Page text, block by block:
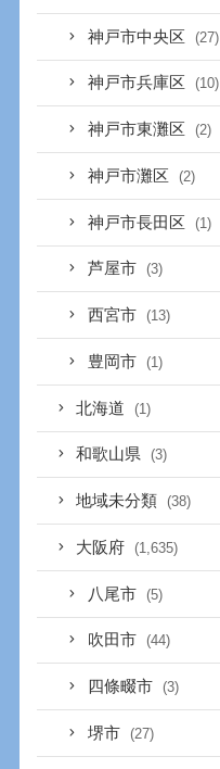
神戸市中央区 (27)
神戸市兵庫区 (10)
神戸市東灘区 (2)
神戸市灘区 (2)
神戸市長田区 (1)
芦屋市 (3)
西宮市 (13)
豊岡市 (1)
北海道 (1)
和歌山県 (3)
地域未分類 (38)
大阪府 (1,635)
八尾市 (5)
吹田市 (44)
四條畷市 (3)
堺市 (27)